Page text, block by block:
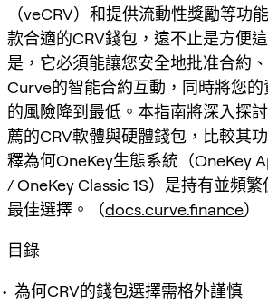
（veCRV）和提供流動性獎勵等功
款合適的CRV錢包，遠不止是方便
是，它必須能讓您安全地批准合約
Curve的智能合約互動，同時將您
的風險降到最低。本指南將深入探
薦的CRV軟體與硬體錢包，比較其
釋為何OneKey生態系統（OneKey
/ OneKey Classic 1S）是持有並頻
最佳選擇。（docs.curve.finance）
目錄
為何CRV的錢包選擇需格外謹慎